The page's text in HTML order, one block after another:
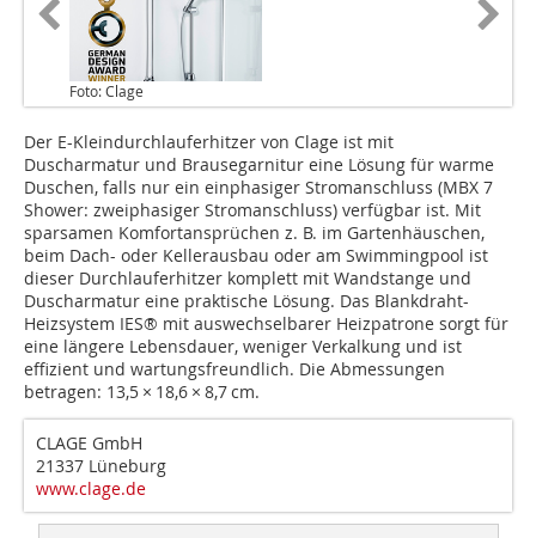
Foto: Clage
Der E-Kleindurchlauferhitzer von Clage ist mit
Duscharmatur und Brausegarnitur eine Lösung für warme
Duschen, falls nur ein ein­phasiger Stromanschluss (MBX 7
Shower: zweiphasiger Stromanschluss) verfügbar ist. Mit
sparsamen Komfort­ansprüchen z. B. im Gartenhäuschen,
beim Dach- oder Kellerausbau oder am Swimmingpool ist
dieser Durchlauferhitzer komplett mit Wandstange und
Duscharmatur eine praktische Lösung. Das Blankdraht-
Heizsystem IES® mit auswechselbarer Heizpatrone sorgt für
eine längere Lebensdauer, weniger Verkalkung und ist
effizient und wartungsfreundlich. Die Abmessungen
betragen: 13,5 × 18,6 × 8,7 cm.
CLAGE GmbH
21337 Lüneburg
www.clage.de